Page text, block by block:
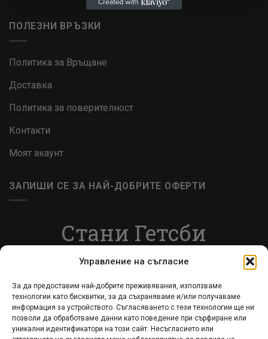
Управление на съгласие
За да предоставим най-добрите преживявания, използваме
технологии като бисквитки, за да съхраняваме и/или получаваме
информация за устройството. Съгласяването с тези технологии ще ни
позволи да обработваме данни като поведение при сърфиране или
уникални идентификатори на този сайт. Несъгласието или
ПОЛЕЗНИ ВРЪЗКИ
Политика за Връщане
Доставка
Политика за поверителност
Контакти
Моят акаунт
ЗАПИШИ СЕ ЗА НАЙ-ДОБРИТЕ ОФЕРТИ
Стани Гетсби
Запиши се за ВИП листата, за да получаваш
Запиши се